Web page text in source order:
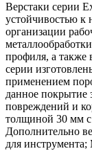
Верстаки серии
устойчивостью к
организации
профиля, а также
серии
применением
данное покрытие
повреждений и
толщиной 30 мм с
Дополнительно
для инструмента;